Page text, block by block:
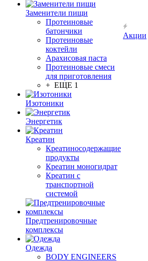
Заменители пищи
Протеиновые
батончики
Протеиновые
коктейли
Арахисовая паста
Протеиновые смеси
для приготовления
+ ЕЩЕ 1
Изотоники
Энергетик
Креатин
Креатиносодержащие
продукты
Креатин моногидрат
Креатин с
транспортной
системой
Предтренировочные
комплексы
Одежда
BODY ENGINEERS
Акции